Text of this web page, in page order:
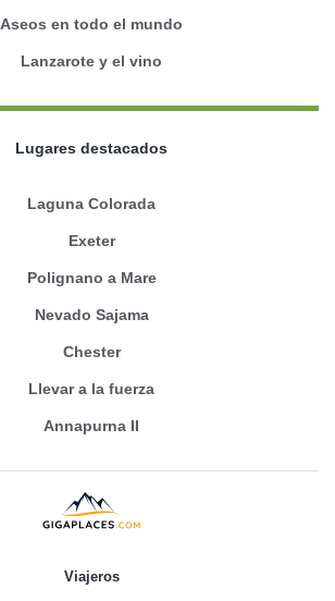
Aseos en todo el mundo
Lanzarote y el vino
Lugares destacados
Laguna Colorada
Exeter
Polignano a Mare
Nevado Sajama
Chester
Llevar a la fuerza
Annapurna II
Viajeros